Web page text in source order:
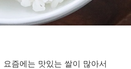
요즘에는 맛있는 쌀이 많아서